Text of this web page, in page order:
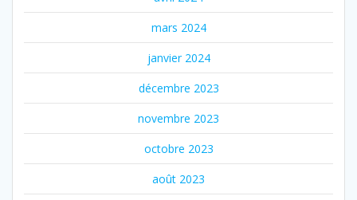
mars 2024
janvier 2024
décembre 2023
novembre 2023
octobre 2023
août 2023